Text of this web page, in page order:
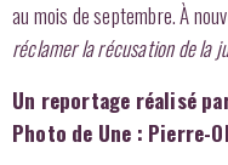
au mois de septembre. À
réclamer la récusation de la
Un reportage réalisé
Photo de Une : Pierre-